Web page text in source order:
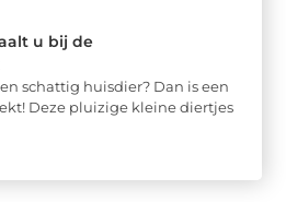
u bij de
schattig huisdier? Dan is een
Deze pluizige kleine diertjes